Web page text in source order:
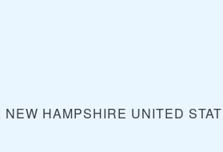
HAMPSHIRE UNITED